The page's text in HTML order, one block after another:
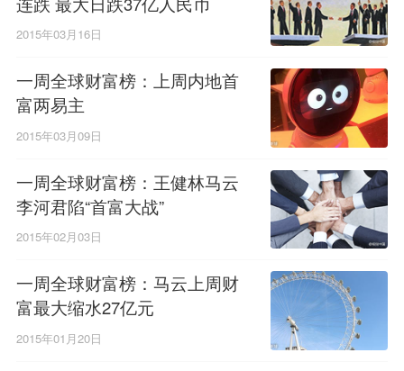
2015年03月16日
一周全球财富榜：上周内地首
富两易主
2015年03月09日
一周全球财富榜：王健林马云
李河君陷“首富大战”
2015年02月03日
一周全球财富榜：马云上周财
富最大缩水27亿元
2015年01月20日